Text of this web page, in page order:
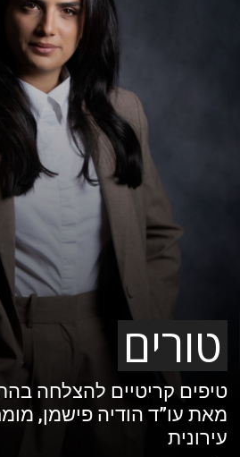
טורים
טיפים קריטיים להצלחה
מאת עו”ד הודיה פישמן,
עירונית